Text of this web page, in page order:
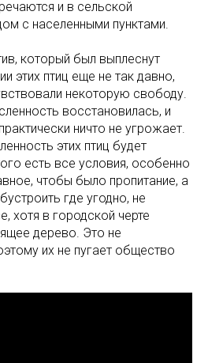
и в сельской
с населенными пунктами.
который был выплеснут
этих птиц еще не так давно,
некоторую свободу.
восстановилась, и
ничто не угрожает.
этих птиц будет
есть все условия, особенно
чтобы было пропитание, а
где угодно, не
хотя в городской черте
дерево. Это не
их не пугает общество